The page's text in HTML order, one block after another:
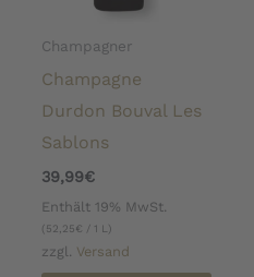
Champagner
Champagne
Durdon Bouval Les
Sablons
39,99€
Enthält 19% MwSt.
(52,25€ / 1 L)
zzgl. Versand